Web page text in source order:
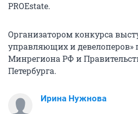
PROEstate.
Организатором конкурса
управляющих и девелоперов»
Минрегиона РФ и
Петербурга.
Ирина Нужнова